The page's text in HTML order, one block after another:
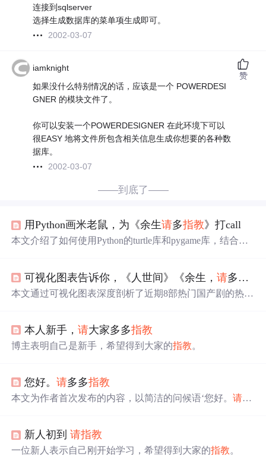
连接到sqlserver
选择生成数据库的菜单项生成即可。
2002-03-07
iamknight
如果没什么特别情况的话，应该是一个 POWERDESI
GNER 的模块文件了。
你可以安装一个POWERDESIGNER 在此环境下可以
很EASY 地将文件所包含相关信息生成你想要的各种数
据库。
2002-03-07
赞
——到底了——
用Python画米老鼠，为《余生请多指教》打call
本文介绍了如何使用Python的turtle库和pygame库，结合
步骤，为喜欢杨紫和肖战的粉丝提供了一种特别的表达方
式。
可视化图表告诉你，《人世间》《余生，请多 指教
本文通过可视化图表深度剖析了近期8部热门国产剧的热度
索，展示了剧集营销与真实评价的差距，以及不同年龄段
观众的偏好。
本人新手，请大家多多指教
博主表明自己是新手，希望得到大家的指教。
您好。请多多指教
本文为作者首次发布的内容，以简洁的问候语‘您好。请多
通场景。
新人初到请指教
一位新人表示自己刚开始学习，希望得到大家的指教。